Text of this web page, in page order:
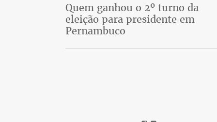
Quem ganhou o 2º turno da
eleição para presidente em
Pernambuco